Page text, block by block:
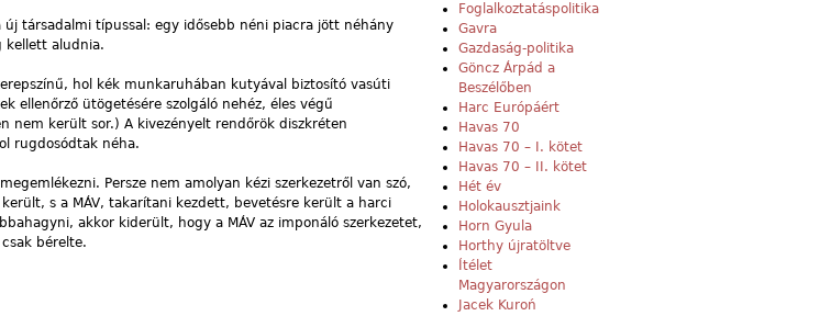
társadalmi típussal: egy idősebb néni piacra jött néhány
kellett aludnia.
hol kék munkaruhában kutyával biztosító vasúti
ellenőrző ütögetésére szolgáló nehéz, éles végű
nem került sor.) A kivezényelt rendőrök diszkréten
rugdosódtak néha.
Persze nem amolyan kézi szerkezetről van szó,
s a MÁV, takarítani kezdett, bevetésre került a harci
akkor kiderült, hogy a MÁV az imponáló szerkezetet,
bérelte.
Foglalkoztatáspolitika
Gavra
Gazdaság-politika
Göncz Árpád a
Beszélőben
Harc Európáért
Havas 70
Havas 70 – I. kötet
Havas 70 – II. kötet
Hét év
Holokausztjaink
Horn Gyula
Horthy újratöltve
Ítélet
Magyarországon
Jacek Kuroń